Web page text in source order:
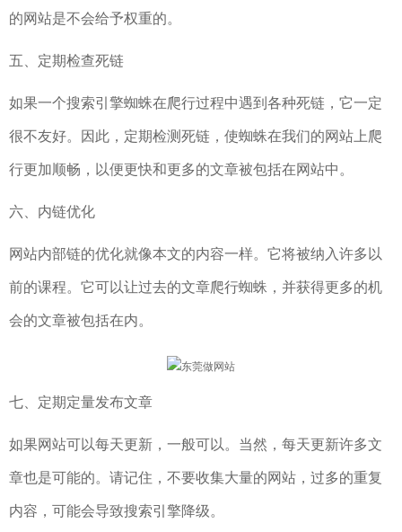
的网站是不会给予权重的。
五、定期检查死链
如果一个搜索引擎蜘蛛在爬行过程中遇到各种死链，它一定
很不友好。因此，定期检测死链，使蜘蛛在我们的网站上爬
行更加顺畅，以便更快和更多的文章被包括在网站中。
六、内链优化
网站内部链的优化就像本文的内容一样。它将被纳入许多以
前的课程。它可以让过去的文章爬行蜘蛛，并获得更多的机
会的文章被包括在内。
七、定期定量发布文章
如果网站可以每天更新，一般可以。当然，每天更新许多文
章也是可能的。请记住，不要收集大量的网站，过多的重复
内容，可能会导致搜索引擎降级。